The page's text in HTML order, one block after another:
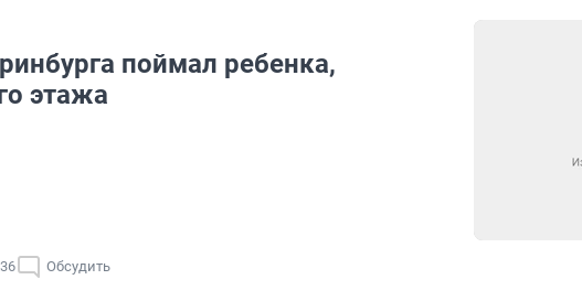
поймал ребенка,
этажа
Обсудить